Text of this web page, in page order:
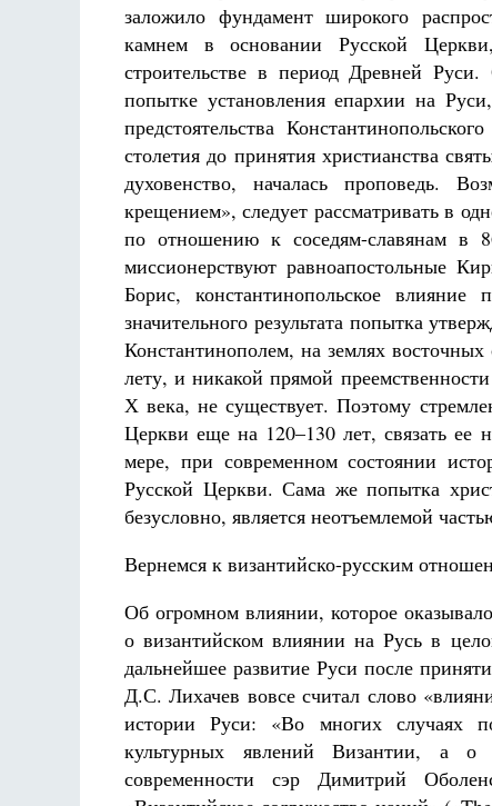
заложило фундамент широкого
камнем в основании Русской
строительстве в период Древней
попытке установления епархии на
предстоятельства
столетия до принятия христианства
духовенство, началась проповедь.
крещением», следует рассматривать в
по отношению к соседям-славянам в
миссионерствуют равноапостольные
Борис, константинопольское
значительного результата попытка
Константинополем, на землях
лету, и никакой прямой
Х века, не существует. Поэтому
Церкви еще на 120–130 лет, связать ее
мере, при современном состоянии
Русской Церкви. Сама же попытка
безусловно, является неотъемлемой
Вернемся к византийско-русским
Об огромном влиянии, которое
о византийском влиянии на Русь в
дальнейшее развитие Руси после
Д.С. Лихачев вовсе считал слово
истории Руси: «Во многих случаях
культурных явлений Византии, а о
современности сэр Димитрий